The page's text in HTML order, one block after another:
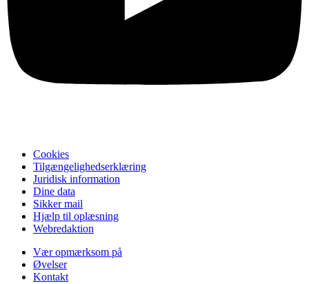
Cookies
Tilgængelighedserklæring
Juridisk information
Dine data
Sikker mail
Hjælp til oplæsning
Webredaktion
Vær opmærksom på
Øvelser
Kontakt